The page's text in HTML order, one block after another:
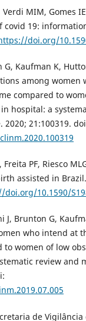
MIM, Gomes
19:
doi.org/
G, Kaufman K,
among women
compared to
hospital: a
2020; 21:100319.
PF, Riesco
assisted in Brazil.
10.1590/
J, Brunton G,
who intend at
women of low
review and
de Vigilância